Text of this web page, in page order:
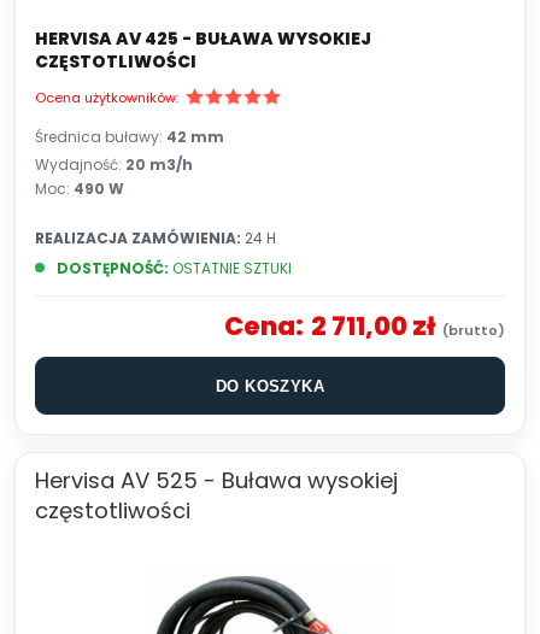
HERVISA AV 425 - BUŁAWA WYSOKIEJ
CZĘSTOTLIWOŚCI
Ocena użytkowników:
Średnica buławy: 42 mm
Wydajność: 20 m3/h
Moc: 490 W
DOSTĘPNOŚĆ: OSTATNIE SZTUKI
REALIZACJA ZAMÓWIENIA: 24 H
Cena: 2 711,00 zł
DO KOSZYKA
Hervisa AV 525 - Buława wysokiej
częstotliwości